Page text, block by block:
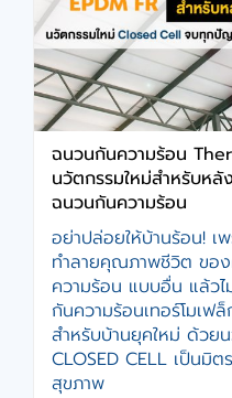
ฉนวนกันความร้อน
นวัตกรรมใหม่สำหรับห
ฉนวนกันความร้อน
อย่าปล่อยให้บ้านร้อน!
ทำลายคุณภาพชีวิต ขอ
ความร้อน แบบอื่น แล้ว
กันความร้อนเทอร์โมเ
สำหรับบ้านยุคใหม่ ด้วย
CLOSED CELL เป็น
สุขภาพ